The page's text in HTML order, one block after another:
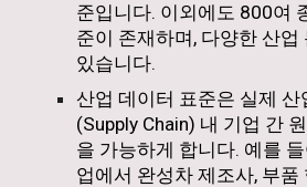
준입니다. 이외에도 800여
준이 존재하며, 다양한 산
있습니다.
산업 데이터 표준은 실제
(Supply Chain) 내 기업 간
을 가능하게 합니다. 예를
업에서 완성차 제조사, 부품